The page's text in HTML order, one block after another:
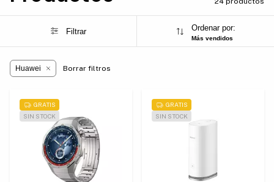
Filtrar Ordenar por:
Más vendidos
Huawei Borrar filtros
SIN STOCK
GRATIS
SIN STOCK
GRATIS